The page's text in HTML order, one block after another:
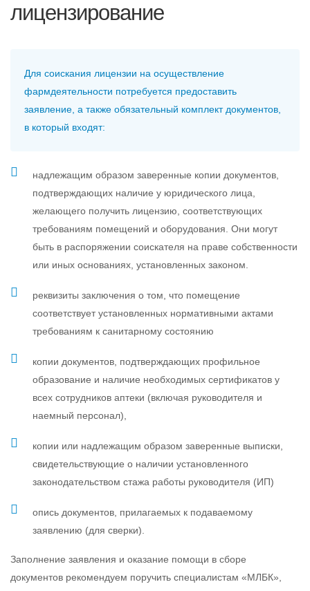
лицензирование
Для соискания лицензии на осуществление
фармдеятельности потребуется предоставить
заявление, а также обязательный комплект документов,
в который входят:
надлежащим образом заверенные копии документов,
подтверждающих наличие у юридического лица,
желающего получить лицензию, соответствующих
требованиям помещений и оборудования. Они могут
быть в распоряжении соискателя на праве собственности
или иных основаниях, установленных законом.
реквизиты заключения о том, что помещение
соответствует установленных нормативными актами
требованиям к санитарному состоянию
копии документов, подтверждающих профильное
образование и наличие необходимых сертификатов у
всех сотрудников аптеки (включая руководителя и
наемный персонал),
копии или надлежащим образом заверенные выписки,
свидетельствующие о наличии установленного
законодательством стажа работы руководителя (ИП)
опись документов, прилагаемых к подаваемому
заявлению (для сверки).
Заполнение заявления и оказание помощи в сборе
документов рекомендуем поручить специалистам «МЛБК»,